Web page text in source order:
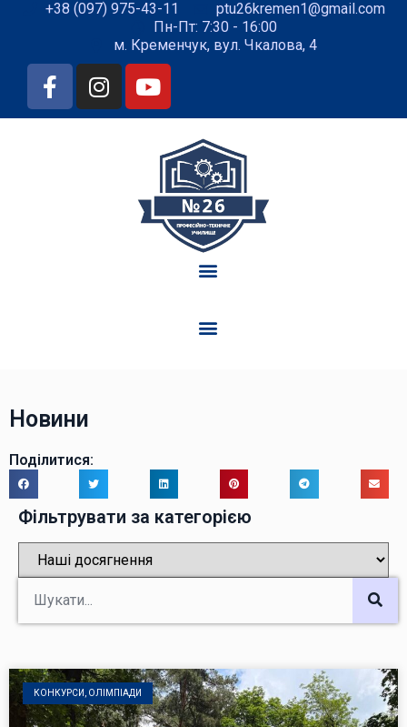
+38 (097) 975-43-11
ptu26kremen1@gmail.com
Пн-Пт: 7:30 - 16:00
м. Кременчук, вул. Чкалова, 4
Новини
Поділитися:
Фільтрувати за категорією
КОНКУРСИ, ОЛІМПІАДИ